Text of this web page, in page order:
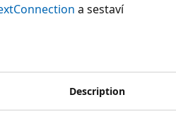
Connection a sestaví
Description